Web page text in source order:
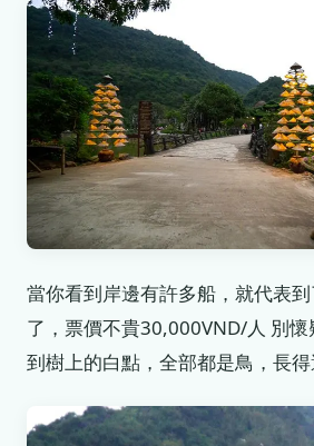
當你看到岸邊有許多船，就代表
了，票價不貴30,000VND/人 別
到樹上的白點，全部都是鳥，長